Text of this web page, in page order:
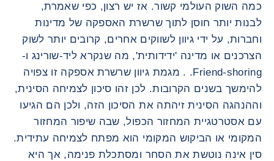
כמה השוק העולמי קשור. אז יש רצון, כפי שאמרת,
לבנות יותר חוסן לתוך שרשרת האספקה ​​של מדינות
וחברות, על ידי גיוון לשווקים אחרים, קרובים יותר לשוק
הצרכנים או מדינה 'ידידותית', מה שנקרא ליד-שורינג ו-
Friend-shoring. . מגמת גיוון שרשרת אספקה ​​זו צפויה
להימשך בשנים הקרובות. לכן זהו סיכון לצמיחה הסינית,
וההנהגה הסינית זיהתה את הסיכון הזה, ולכן הם הגיעו
עם אסטרטגיית המחזור הכפול, שבה שיפור המחזור
המקומי או הביקוש המקומי הוא מפתח לצמיחה עתידית.
סין אינה נוטשת את הסחר ומסתכלת פנימה, אך היא